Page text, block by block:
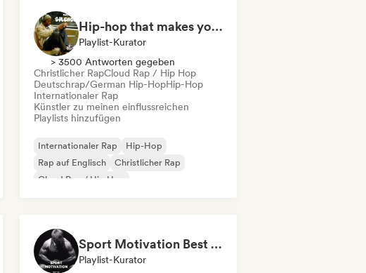
Hip-hop that makes you nod in silence
Playlist-Kurator
> 3500 Antworten gegeben
Christlicher RapCloud Rap / Hip Hop
Deutschrap/German Hip-HopHip-Hop
Internationaler Rap
Künstler zu meinen einflussreichen
Playlists hinzufügen
Internationaler Rap
Hip-Hop
Rap auf Englisch
Christlicher Rap
Cloud Rap / Hip Hop
Französischer Rap
Sport Motivation Best Performance (Uniside Digital)
Playlist-Kurator